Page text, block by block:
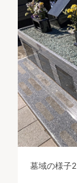
墓域の様子2